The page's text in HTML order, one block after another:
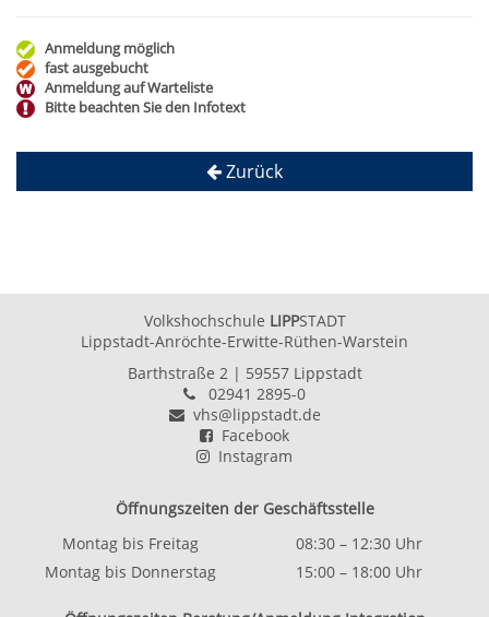
Anmeldung möglich
fast ausgebucht
Anmeldung auf Warteliste
Bitte beachten Sie den Infotext
Zurück
Volkshochschule LIPPSTADT
Lippstadt-Anröchte-Erwitte-Rüthen-Warstein
Barthstraße 2| 59557 Lippstadt
02941 2895-0
vhs@lippstadt.de
Facebook
Instagram
Öffnungszeiten der Geschäftsstelle
Montag bis Freitag
08:30 – 12:30 Uhr
Montag bis Donnerstag
15:00 – 18:00 Uhr